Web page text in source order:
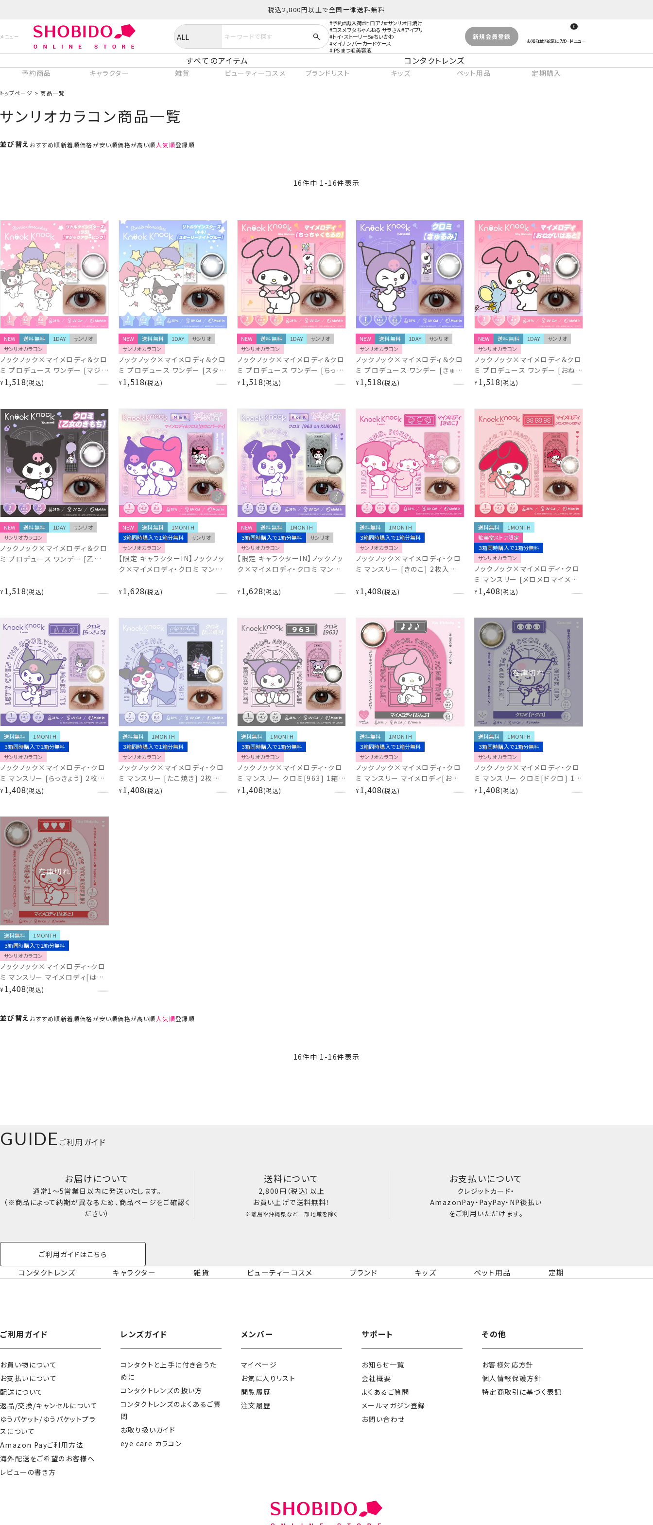
税込2,800円以上で全国一律送料無料
予約 再入荷 ヒロアカ サンリオ日焼け
コスメヲタちゃんねる サラさん アイプリ
トイ・ストーリー5 ちいかわ
マイナンバーカードケース
iPS まつ毛美容液
新規会員登録
0
すべてのアイテム コンタクトレンズ
予約商品 キャラクター 雑貨 ビューティーコスメ ブランドリスト キッズ ペット用品 定期購入
トップページ 商品一覧
サンリオカラコン商品一覧
並び替え おすすめ順新着順価格が安い順価格が高い順 人気順登録順
16件中 1 -16件表示
NEW 送料無料 1DAY
サンリオ
サンリオカラコン
ノックノック×マイメロディ＆クロ
ミ プロデュース ワンデー [マジッ
クアワーピンク] 10枚入
¥1,518 税込
NEW 送料無料 1DAY
サンリオ
サンリオカラコン
ノックノック×マイメロディ＆クロ
ミ プロデュース ワンデー [スター
リーナイトブルー] 10枚入
¥1,518 税込
NEW 送料無料 1DAY
サンリオ
サンリオカラコン
ノックノック×マイメロディ＆クロ
ミ プロデュース ワンデー [ちっち
ゃくもるの] 10枚入 14.2mm
¥1,518 税込
NEW 送料無料 1DAY
サンリオ
サンリオカラコン
ノックノック×マイメロディ＆クロ
ミ プロデュース ワンデー [きゅる
み] 10枚入 14.2mm 1day
¥1,518 税込
NEW 送料無料 1DAY
サンリオ
サンリオカラコン
ノックノック×マイメロディ＆クロ
ミ プロデュース ワンデー [おねが
いはあと] 10枚入 14.5mm
¥1,518 税込
NEW 送料無料 1DAY
サンリオ
サンリオカラコン
ノックノック×マイメロディ＆クロ
ミ プロデュース ワンデー [乙女の
¥1,518 税込
NEW 送料無料
1MONTH
３箱同時購入で１箱分無料
サンリオ
サンリオカラコン
【限定 キャラクターIN】ノックノッ
ク×マイメロディ・クロミ マンス
14.5mm サンリオ カラコン 1ヶ
¥1,628 税込
NEW 送料無料
1MONTH
３箱同時購入で１箱分無料
サンリオ
サンリオカラコン
【限定 キャラクターIN】ノックノッ
ク×マイメロディ・クロミ マンス
14.5mm サンリオ カラコン 1ヶ
¥1,628 税込
送料無料
1MONTH
３箱同時購入で１箱分無料
サンリオカラコン
ノックノック×マイメロディ・クロ
ミ マンスリー [きのこ] 2枚入
ンリオ カラコン 1ヶ月 1month
SA46938
¥1,408 税込
送料無料
1MONTH
粧美堂ストア限定
３箱同時購入で１箱分無料
サンリオカラコン
ノックノック×マイメロディ・クロ
ミ マンスリー [メロメロマイメロ
ディ（限定カラー）] 2枚入
KnockKnock KK-SA46906
¥1,408 税込
送料無料
1MONTH
３箱同時購入で１箱分無料
サンリオカラコン
ノックノック×マイメロディ・クロ
ミ マンスリー [らっきょう] 2枚入
14.5mm 低含水 UVカット付 サ
KnockKnock ドンキ KK-
SA46874
¥1,408 税込
送料無料
1MONTH
３箱同時購入で１箱分無料
サンリオカラコン
ノックノック×マイメロディ・クロ
ミ マンスリー [たこ焼き] 2枚入
14.5mm 低含水 UVカット付 サ
¥1,408 税込
送料無料
1MONTH
３箱同時購入で１箱分無料
サンリオカラコン
ノックノック×マイメロディ・クロ
ミ マンスリー クロミ[963] 1箱2
枚入 カラコン UVカット モイスト
¥1,408 税込
送料無料
1MONTH
３箱同時購入で１箱分無料
サンリオカラコン
ノックノック×マイメロディ・クロ
ミ マンスリー マイメロディ[おん
ぷ] 1箱2枚入 カラコン UVカット
¥1,408 税込
在庫切れ
送料無料
1MONTH
３箱同時購入で１箱分無料
サンリオカラコン
ノックノック×マイメロディ・クロ
ミ マンスリー クロミ[ドクロ] 1箱
2枚入 カラコン UVカット モイス
¥1,408 税込
在庫切れ
送料無料
1MONTH
３箱同時購入で１箱分無料
サンリオカラコン
ノックノック×マイメロディ・クロ
ミ マンスリー マイメロディ[はあ
と] 1箱2枚入
SA95306
¥1,408 税込
並び替え おすすめ順新着順価格が安い順価格が高い順 人気順登録順
16件中 1 -16件表示
GUIDE ご利用ガイド
お届けについて
通常1～5営業日以内に発送いたします。
（※商品によって納期が異なるため、商品ページをご確認く
ださい）
送料について
2,800円（税込）以上
お買い上げで送料無料！
※離島や沖縄県など一部地域を除く
お支払いについて
クレジットカード・
AmazonPay・PayPay・NP後払い
をご利用いただけます。
ご利用ガイドはこちら
コンタクトレンズ キャラクター 雑貨 ビューティーコスメ ブランド キッズ ペット用品 定期
ご利用ガイド
お買い物について
お支払いについて
配送について
返品/交換/キャンセルについて
ゆうパケット/ゆうパケットプラ
スについて
Amazon Payご利用方法
海外配送をご希望のお客様へ
レビューの書き方
レンズガイド
コンタクトと上手に付き合うた
めに
コンタクトレンズの扱い方
コンタクトレンズのよくあるご質
問
お取り扱いガイド
eye care カラコン
メンバー
マイページ
お気に入りリスト
閲覧履歴
注文履歴
サポート
お知らせ一覧
会社概要
よくあるご質問
メールマガジン登録
お問い合わせ
その他
お客様対応方針
個人情報保護方針
特定商取引に基づく表記